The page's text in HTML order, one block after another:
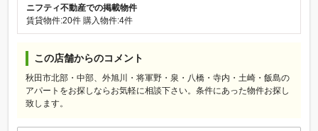
ニフティ不動産での掲載物件
賃貸物件:20件 購入物件:4件
この店舗からのコメント
秋田市北部・中部、外旭川・将軍野・泉・八橋・寺内・土崎・飯島の
アパートをお探しならお気軽に相談下さい。条件にあった物件お探し
致します。